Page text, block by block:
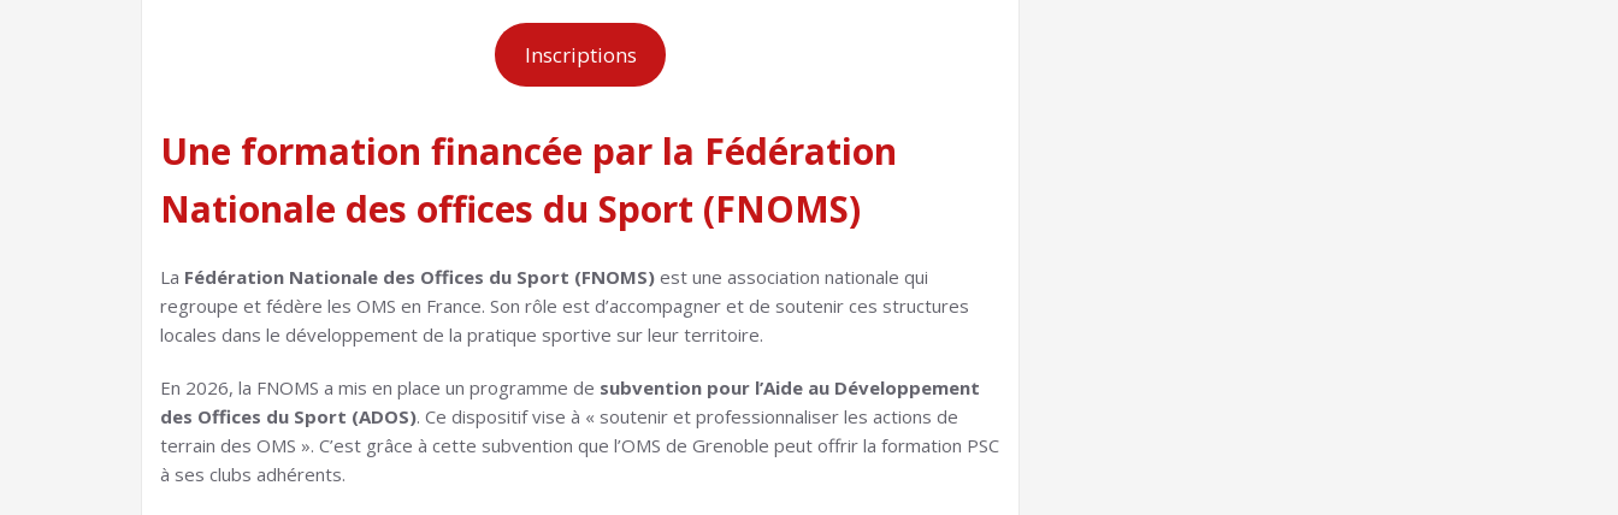
Inscriptions
Une formation financée par la Fédération
Nationale des offices du Sport (FNOMS)
La Fédération Nationale des Offices du Sport (FNOMS) est une association nationale qui
regroupe et fédère les OMS en France. Son rôle est d’accompagner et de soutenir ces structures
locales dans le développement de la pratique sportive sur leur territoire.
En 2026, la FNOMS a mis en place un programme de subvention pour l’Aide au Développement
des Offices du Sport (ADOS). Ce dispositif vise à « soutenir et professionnaliser les actions de
terrain des OMS ». C’est grâce à cette subvention que l’OMS de Grenoble peut offrir la formation PSC
à ses clubs adhérents.